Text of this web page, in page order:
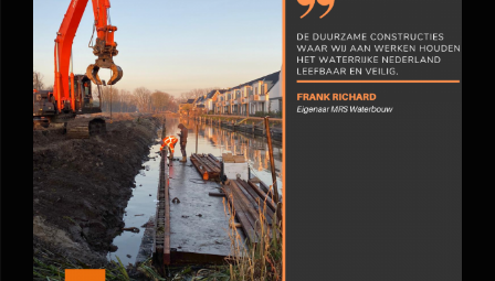
MRS Sheetpiling verandert naam in
MRS Waterbouw